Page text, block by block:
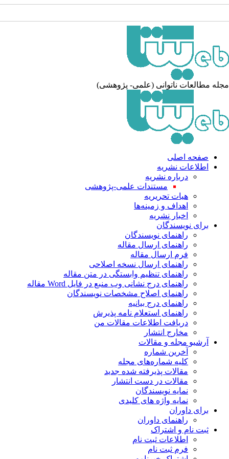
مطالعات ناتوانی (علمی- پژوهشی)
صفحه اصلی
اطلاعات نشریه
درباره نشریه
مستندات علمی-پژوهشی
هیات تحریریه
اهداف و زمینه‌ها
اخبار نشریه
برای نویسندگان
راهنمای نویسندگان
راهنمای ارسال مقاله
فرم ارسال مقاله
راهنمای ارسال نسخه اصلاحی
راهنمای تنظیم وابستگی در متن مقاله
راهنمای درج نشانی وب منبع در فایل Word مقاله
راهنمای اصلاح مشخصات نویسندگان
راهنمای درج بیانیه
راهنمای استعلام نامه پذیرش
دریافت اطلاعات مقالات من
مخارج انتشار
آرشیو مجله و مقالات
آخرین شماره
کلیه شماره‌های مجله
مقالات پذیرفته شده جدید
مقالات در دست انتشار
نمایه نویسندگان
نمایه واژه های کلیدی
برای داوران
راهنمای داوران
ثبت نام و اشتراک
اطلاعات ثبت نام
فرم ثبت نام